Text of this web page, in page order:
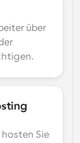
über
Sie